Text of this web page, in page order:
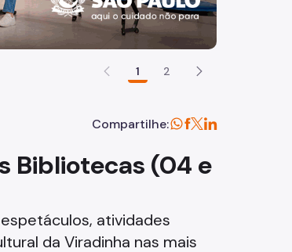
1 2
Compartilhe:
Bibliotecas (04 e
atividades
da Viradinha nas mais